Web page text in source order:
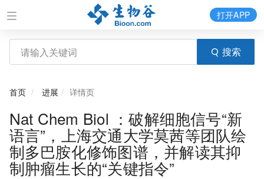
搜索
打开APP
首页 进展 详情页
Nat Chem Biol ：破解细胞信号“新
语言”，上海交通大学莫茜等团队绘
制多巴胺化修饰图谱，并解读其抑
制肿瘤生长的“关键指令”